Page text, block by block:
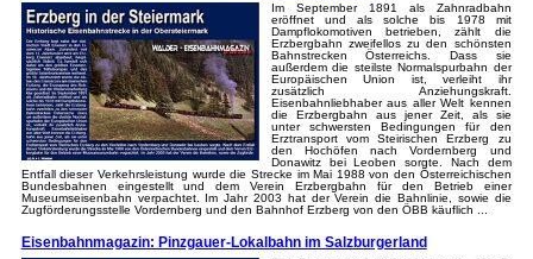
Im September 1891 als Zahnradbahn
eröffnet und als solche bis 1978 mit
Dampflokomotiven betrieben, zählt die
Erzbergbahn zweifellos zu den schönsten
Bahnstrecken Österreichs. Dass sie
außerdem die steilste Normalspurbahn der
Europäischen Union ist, verleiht ihr
zusätzlich Anziehungskraft.
Eisenbahnliebhaber aus aller Welt kennen
die Erzbergbahn aus jener Zeit, als sie
unter schwersten Bedingungen für den
Erztransport vom Steirischen Erzberg zu
den Hochöfen nach Vordernberg und
Donawitz bei Leoben sorgte. Nach dem
Entfall dieser Verkehrsleistung wurde die Strecke im Mai 1988 von den Österreichischen
Bundesbahnen eingestellt und dem Verein Erzbergbahn für den Betrieb einer
Museumseisenbahn verpachtet. Im Jahr 2003 hat der Verein die Bahnlinie, sowie die
Zugförderungsstelle Vordernberg und den Bahnhof Erzberg von den ÖBB käuflich ...
Eisenbahnmagazin: Pinzgauer-Lokalbahn im Salzburgerland